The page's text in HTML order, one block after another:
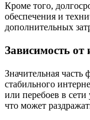
Кроме того,
обеспечения и
дополнительных
Зависимость от
Значительная часть
стабильного
или перебоев в
что может